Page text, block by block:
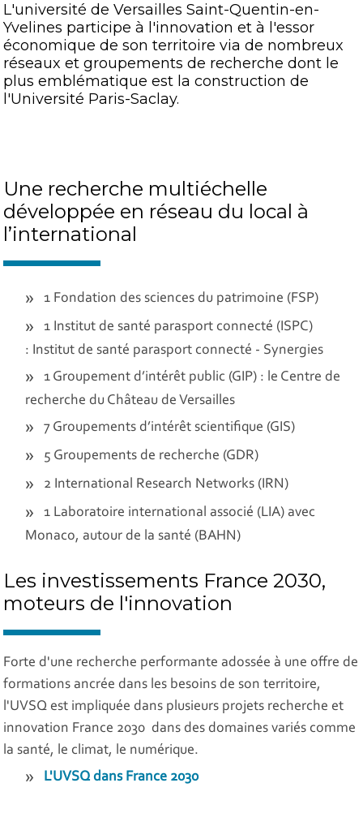
L'université de Versailles Saint-Quentin-en-
Yvelines participe à l'innovation et à l'essor
économique de son territoire via de nombreux
réseaux et groupements de recherche dont le
plus emblématique est la construction de
l'Université Paris-Saclay.
Une recherche multiéchelle
développée en réseau du local à
l’international
1 Fondation des sciences du patrimoine (FSP)
1 Institut de santé parasport connecté (ISPC)
: Institut de santé parasport connecté - Synergies
1 Groupement d’intérêt public (GIP) : le Centre de
recherche du Château de Versailles
7 Groupements d’intérêt scientifique (GIS)
5 Groupements de recherche (GDR)
2 International Research Networks (IRN)
1 Laboratoire international associé (LIA) avec
Monaco, autour de la santé (BAHN)
Les investissements France 2030,
moteurs de l'innovation
Forte d'une recherche performante adossée à une offre de
formations ancrée dans les besoins de son territoire,
l'UVSQ est impliquée dans plusieurs projets recherche et
innovation France 2030 dans des domaines variés comme
la santé, le climat, le numérique.
L'UVSQ dans France 2030